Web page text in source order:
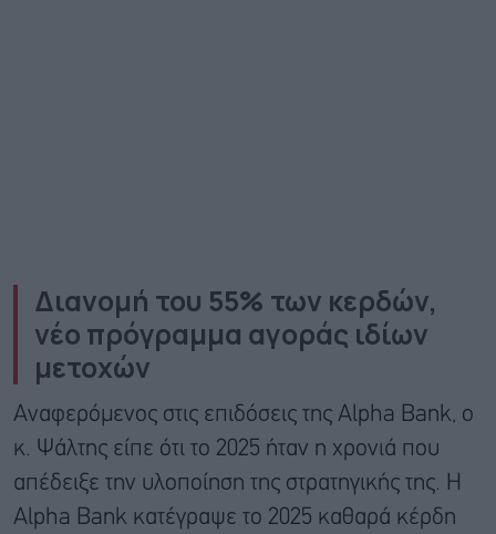
Διανομή του 55% των κερδών,
νέο πρόγραμμα αγοράς ιδίων
μετοχών
Αναφερόμενος στις επιδόσεις της Alpha Bank, ο
κ. Ψάλτης είπε ότι το 2025 ήταν η χρονιά που
απέδειξε την υλοποίηση της στρατηγικής της. Η
Alpha Bank κατέγραψε το 2025 καθαρά κέρδη